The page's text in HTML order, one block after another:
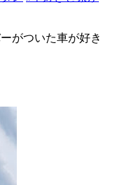
がついた車が好き